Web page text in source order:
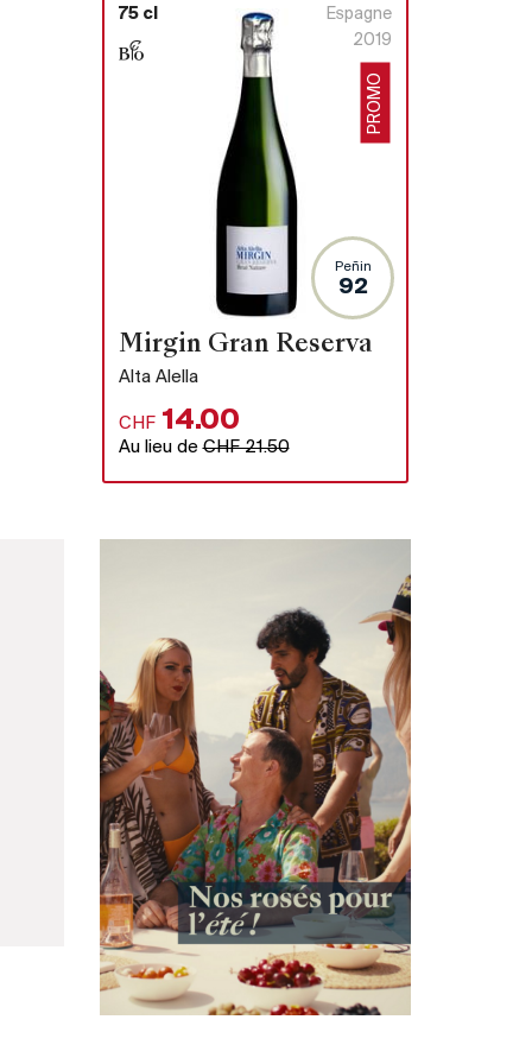
75 cl
Espagne
2019
PROMO
Peñin
92
Mirgin Gran Reserva
Alta Alella
CHF 14.00
Au lieu deCHF 21.50